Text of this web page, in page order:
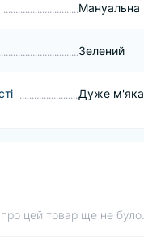
Мануальна
Зелений
Дуже м'яка
про цей товар ще не було.